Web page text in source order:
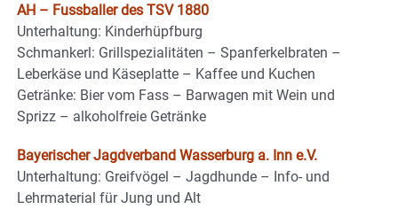
AH – Fussballer des TSV 1880
Unterhaltung: Kinderhüpfburg
Schmankerl: Grillspezialitäten – Spanferkelbraten –
Leberkäse und Käseplatte – Kaffee und Kuchen
Getränke: Bier vom Fass – Barwagen mit Wein und
Sprizz – alkoholfreie Getränke
Bayerischer Jagdverband Wasserburg a. Inn e.V.
Unterhaltung: Greifvögel – Jagdhunde – Info- und
Lehrmaterial für Jung und Alt